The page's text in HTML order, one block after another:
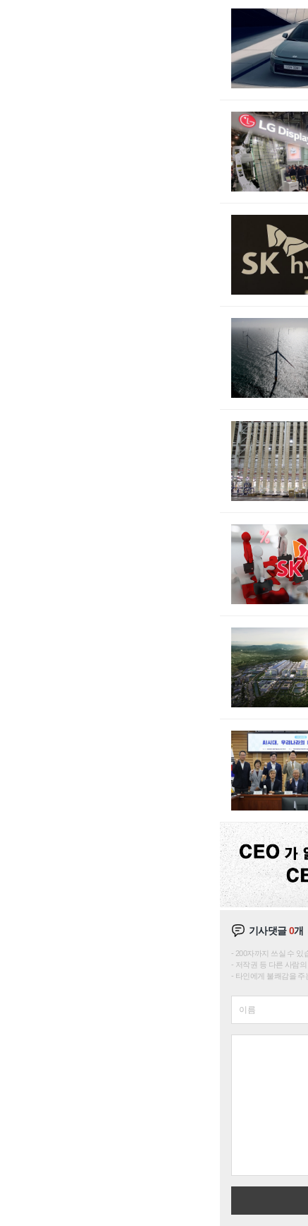
기사댓글0개
200자까지 쓰실 수 있
저작권 등 다른 사람
타인에게 불쾌감을 주